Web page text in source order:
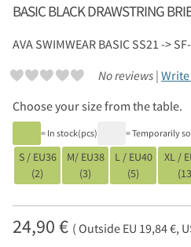
BASIC BLACK DRAWSTRING
AVA SWIMWEAR BASIC SS21 ->
No reviews |
Choose your size from the table.
= In stock(pcs) = Temporarily
S / EU36
(2)
M/ EU38
(3)
L / EU40
(5)
XL /
24,90 € ( Outside EU 19,84 €,